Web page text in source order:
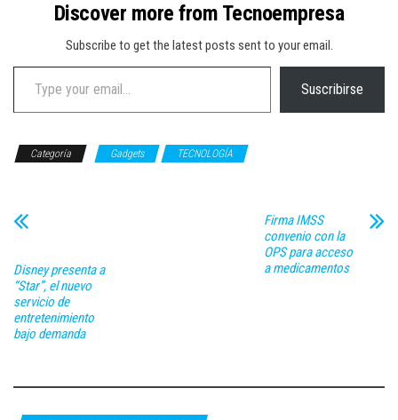
Discover more from Tecnoempresa
Subscribe to get the latest posts sent to your email.
Type your email…
Suscribirse
Categoría Gadgets TECNOLOGÍA
Disney presenta a
“Star”, el nuevo
servicio de
entretenimiento
bajo demanda
Firma IMSS
convenio con la
OPS para acceso
a medicamentos